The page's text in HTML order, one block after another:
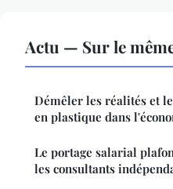
Actu — Sur le
Démêler les réalités et
en plastique dans
Le portage salarial
les consultants